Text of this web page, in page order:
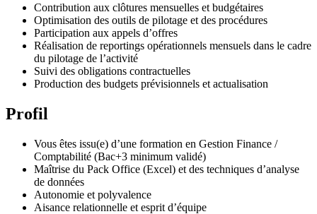
Contribution aux clôtures mensuelles et budgétaires
Optimisation des outils de pilotage et des procédures
Participation aux appels d’offres
Réalisation de reportings opérationnels mensuels dans le cadre
du pilotage de l’activité
Suivi des obligations contractuelles
Production des budgets prévisionnels et actualisation
Profil
Vous êtes issu(e) d’une formation en Gestion Finance /
Comptabilité (Bac+3 minimum validé)
Maîtrise du Pack Office (Excel) et des techniques d’analyse
de données
Autonomie et polyvalence
Aisance relationnelle et esprit d’équipe